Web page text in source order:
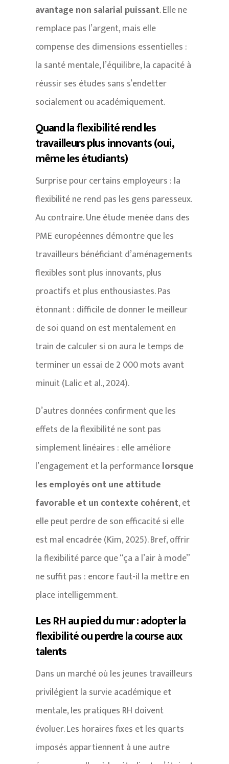
avantage non salarial puissant. Elle ne
remplace pas l’argent, mais elle
compense des dimensions essentielles :
la santé mentale, l’équilibre, la capacité à
réussir ses études sans s’endetter
socialement ou académiquement.
Quand la flexibilité rend les
travailleurs plus innovants (oui,
même les étudiants)
Surprise pour certains employeurs : la
flexibilité ne rend pas les gens paresseux.
Au contraire. Une étude menée dans des
PME européennes démontre que les
travailleurs bénéficiant d’aménagements
flexibles sont plus innovants, plus
proactifs et plus enthousiastes. Pas
étonnant : difficile de donner le meilleur
de soi quand on est mentalement en
train de calculer si on aura le temps de
terminer un essai de 2 000 mots avant
minuit (Lalic et al., 2024).
D’autres données confirment que les
effets de la flexibilité ne sont pas
simplement linéaires : elle améliore
l’engagement et la performancelorsque
les employés ont une attitude
favorable et un contexte cohérent, et
elle peut perdre de son efficacité si elle
est mal encadrée (Kim, 2025). Bref, offrir
la flexibilité parce que “ça a l’air à mode”
ne suffit pas : encore faut-il la mettre en
place intelligemment.
Les RH au pied du mur : adopter la
flexibilité ou perdre la course aux
talents
Dans un marché où les jeunes travailleurs
privilégient la survie académique et
mentale, les pratiques RH doivent
évoluer. Les horaires fixes et les quarts
imposés appartiennent à une autre